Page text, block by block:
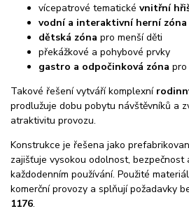
vícepatrové tematické vnitřní
vodní a interaktivní herní zóna
dětská zóna pro menší děti
překážkové a pohybové prvky
gastro a odpočinková zóna pro
Takové řešení vytváří komplexní
prodlužuje dobu pobytu návštěvníků a
atraktivitu provozu.
Konstrukce je řešena jako
zajišťuje vysokou odolnost,
každodenním používání. Použité
komerční provozy a splňují požadavky
1176.